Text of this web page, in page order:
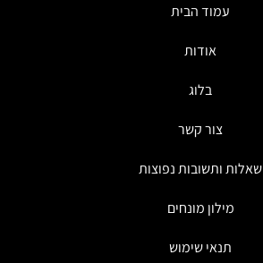
עמוד הבית
אודות
בלוג
צור קשר
שאלות ותשובות נפוצות
מילון מונחים
תנאי שימוש